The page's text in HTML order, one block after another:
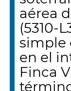
aérea
(5310-
simple
en el
Finca